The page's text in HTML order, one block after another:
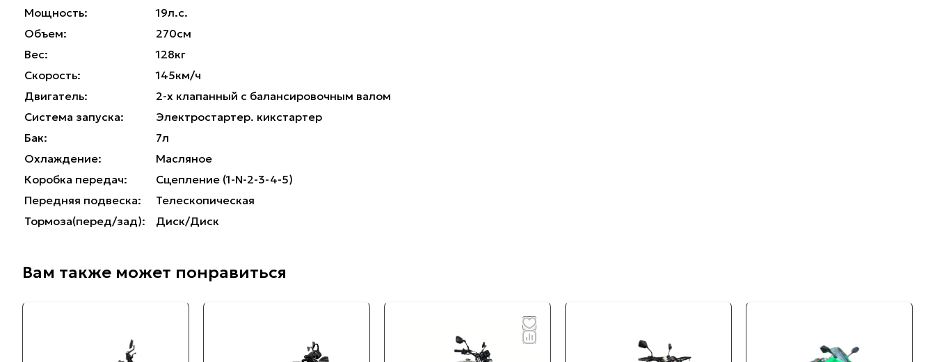
Мощность:
19л.с.
Объем:
270см
Вес:
128кг
Скорость:
145км/ч
Двигатель:
2-х клапанный с балансировочным валом
Система запуска:
Электростартер. кикстартер
Бак:
7л
Охлаждение:
Масляное
Коробка передач:
Сцепление (1-N-2-3-4-5)
Передняя подвеска:
Телескопическая
Тормоза(перед/зад):
Диск/Диск
Вам также может понравиться